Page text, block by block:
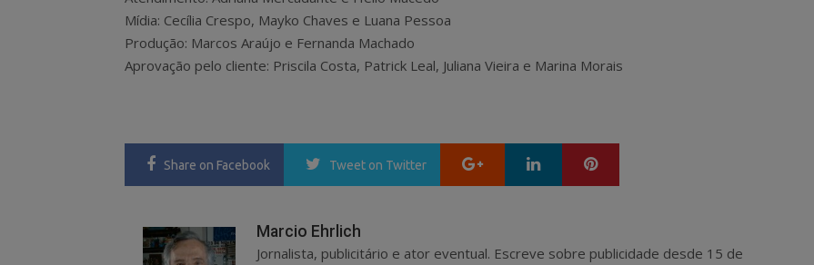
Mídia: Cecília Crespo, Mayko Chaves e Luana Pessoa
Produção: Marcos Araújo e Fernanda Machado
Aprovação pelo cliente: Priscila Costa, Patrick Leal, Juliana Vieira e Marina Morais
Share on Facebook Tweet on Twitter Google+ LinkedIn
Marcio Ehrlich
Jornalista, publicitário e ator eventual. Escreve sobre publicidade desde 15 de